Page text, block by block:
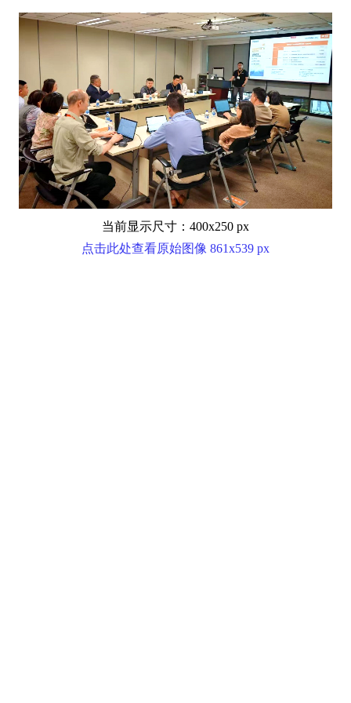
当前显示尺寸：400x250 px
点击此处查看原始图像 861x539 px